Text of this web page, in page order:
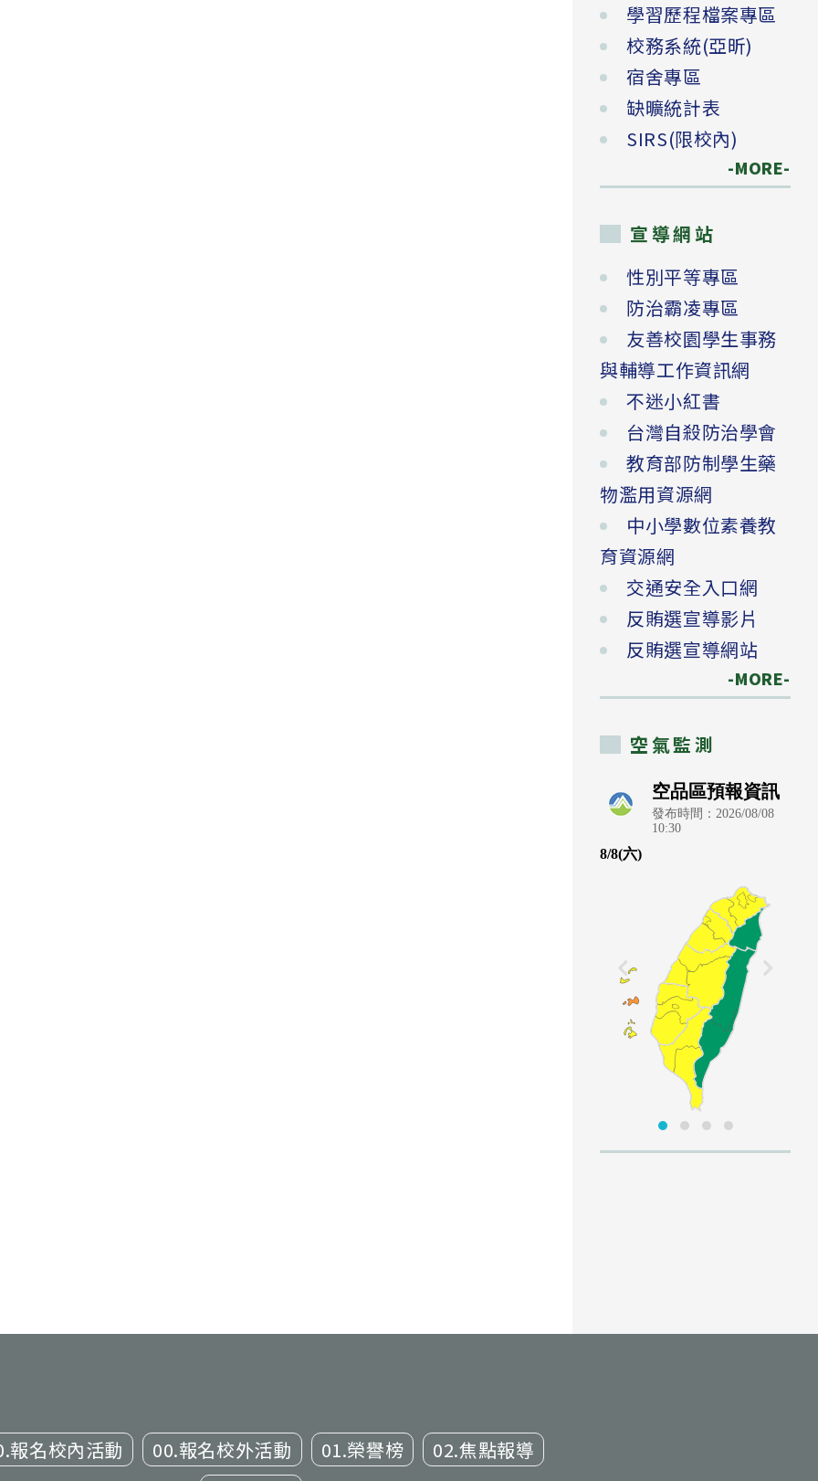
學習歷程檔案專區
校務系統(亞昕)
宿舍專區
缺曠統計表
SIRS(限校內)
-MORE-
宣導網站
性別平等專區
防治霸凌專區
友善校園學生事務
與輔導工作資訊網
不迷小紅書
台灣自殺防治學會
教育部防制學生藥
物濫用資源網
中小學數位素養教
育資源網
交通安全入口網
反賄選宣導影片
反賄選宣導網站
-MORE-
空氣監測
報名校內活動 00.報名校外活動 01.榮譽榜
02.焦點報導